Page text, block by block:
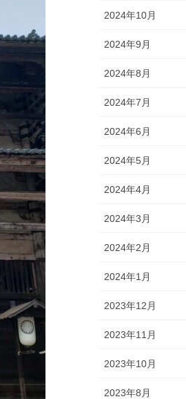
2024年10月
2024年9月
2024年8月
2024年7月
2024年6月
2024年5月
2024年4月
2024年3月
2024年2月
2024年1月
2023年12月
2023年11月
2023年10月
2023年8月